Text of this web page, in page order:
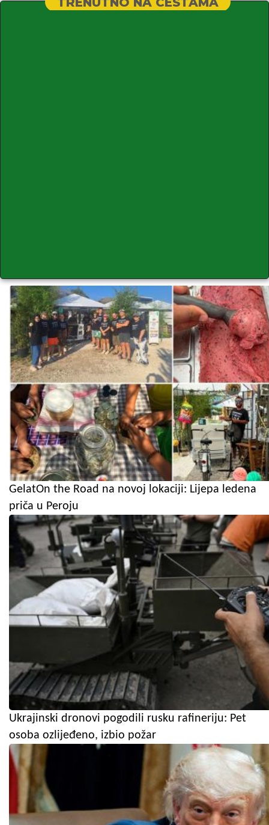
GelatOn the Road na novoj lokaciji: Lijepa ledena
priča u Peroju
Ukrajinski dronovi pogodili rusku rafineriju: Pet
osoba ozlijeđeno, izbio požar